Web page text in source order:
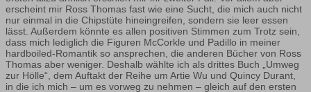
erscheint mir Ross Thomas fast wie eine Sucht, die mich auch nicht
nur einmal in die Chipstüte hineingreifen, sondern sie leer essen
lässt. Außerdem könnte es allen positiven Stimmen zum Trotz sein,
dass mich lediglich die Figuren McCorkle und Padillo in meiner
hardboiled-Romantik so ansprechen, die anderen Bücher von Ross
Thomas aber weniger. Deshalb wählte ich als drittes Buch „Umweg
zur Hölle“, dem Auftakt der Reihe um Artie Wu und Quincy Durant,
in die ich mich – um es vorweg zu nehmen – gleich auf den ersten